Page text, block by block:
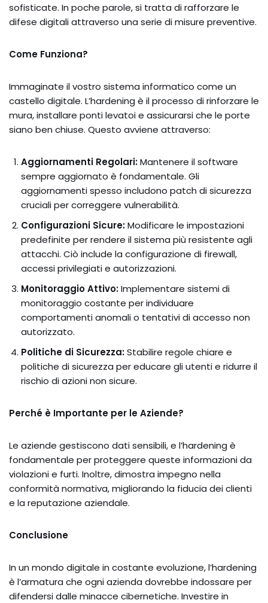
sofisticate. In poche parole, si tratta di rafforzare le
difese digitali attraverso una serie di misure preventive.
Come Funziona?
Immaginate il vostro sistema informatico come un
castello digitale. L’hardening è il processo di rinforzare le
mura, installare ponti levatoi e assicurarsi che le porte
siano ben chiuse. Questo avviene attraverso:
Aggiornamenti Regolari:Mantenere il software
sempre aggiornato è fondamentale. Gli
aggiornamenti spesso includono patch di sicurezza
cruciali per correggere vulnerabilità.
Configurazioni Sicure:Modificare le impostazioni
predefinite per rendere il sistema più resistente agli
attacchi. Ciò include la configurazione di firewall,
accessi privilegiati e autorizzazioni.
Monitoraggio Attivo:Implementare sistemi di
monitoraggio costante per individuare
comportamenti anomali o tentativi di accesso non
autorizzato.
Politiche di Sicurezza:Stabilire regole chiare e
politiche di sicurezza per educare gli utenti e ridurre il
rischio di azioni non sicure.
Perché è Importante per le Aziende?
Le aziende gestiscono dati sensibili, e l’hardening è
fondamentale per proteggere queste informazioni da
violazioni e furti. Inoltre, dimostra impegno nella
conformità normativa, migliorando la fiducia dei clienti
e la reputazione aziendale.
Conclusione
In un mondo digitale in costante evoluzione, l’hardening
è l’armatura che ogni azienda dovrebbe indossare per
difendersi dalle minacce cibernetiche. Investire in